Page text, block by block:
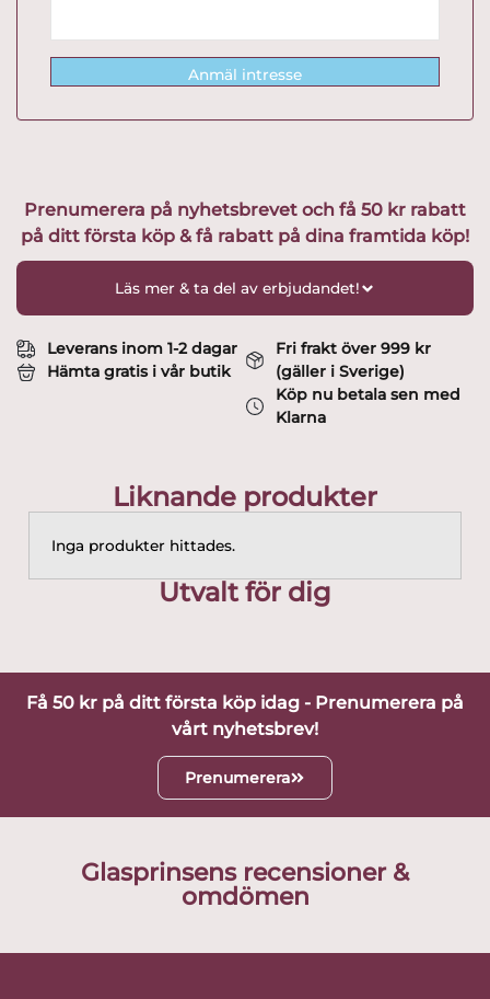
Anmäl intresse
Prenumerera på nyhetsbrevet och få 50 kr rabatt
på ditt första köp & få rabatt på dina framtida köp!
Läs mer & ta del av erbjudandet!
Leverans inom 1-2 dagar
Hämta gratis i vår butik
Fri frakt över 999 kr
(gäller i Sverige)
Köp nu betala sen med
Klarna
Liknande produkter
Inga produkter hittades.
Utvalt för dig
Få 50 kr på ditt första köp idag - Prenumerera på
vårt nyhetsbrev!
Prenumerera
Glasprinsens recensioner &
omdömen